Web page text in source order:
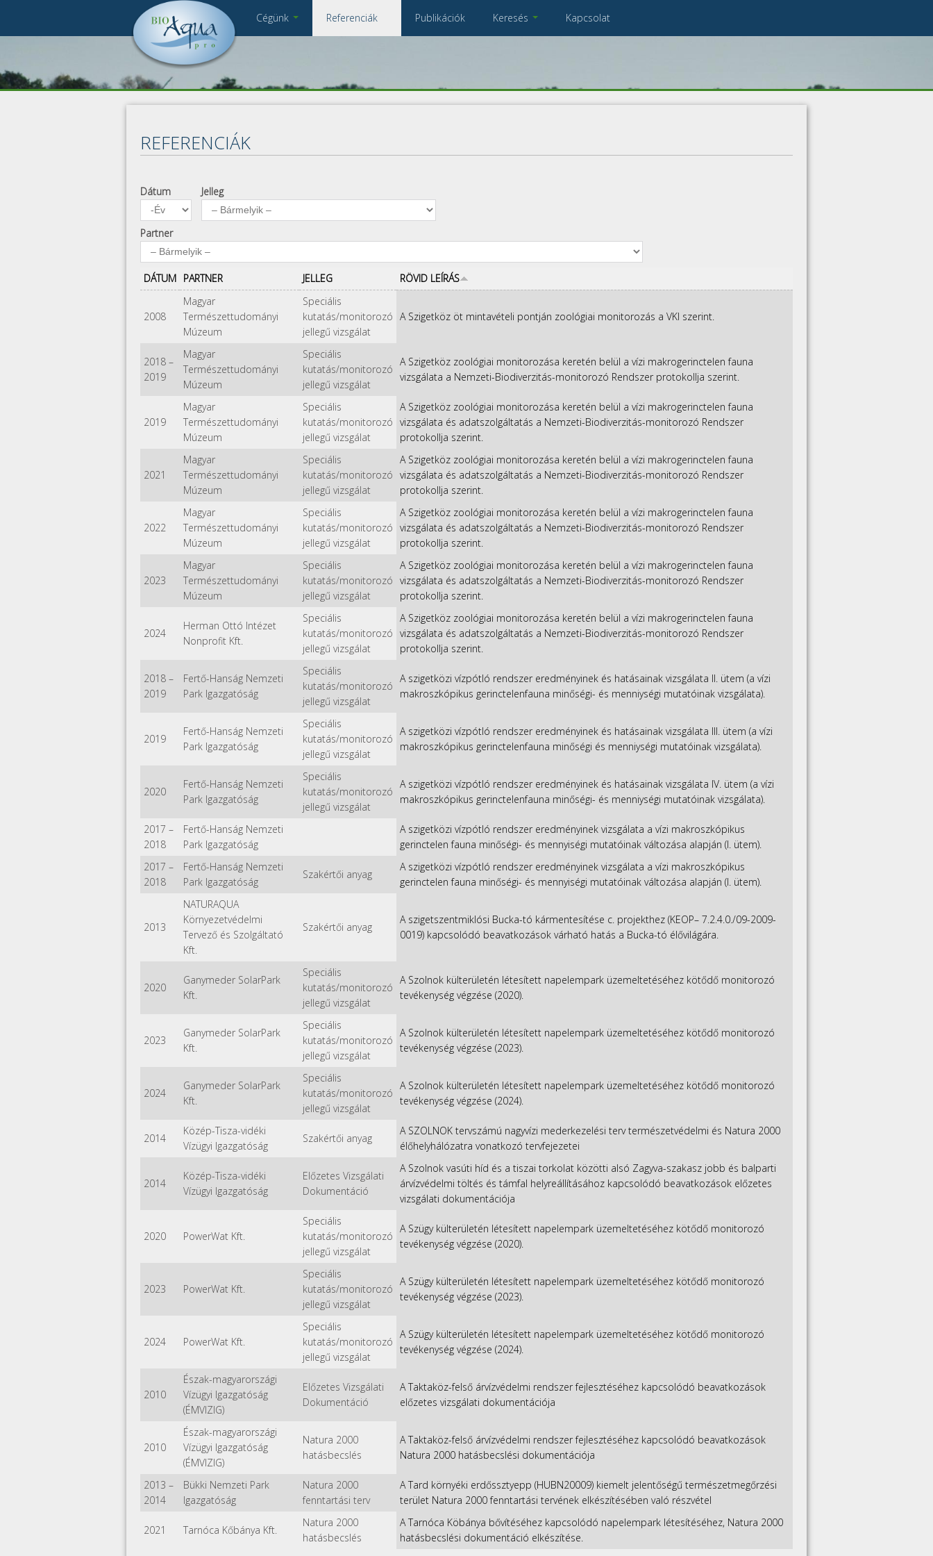
Cégünk
Kapcsolat
Impresszum
Adatkezelés
Referenciák Publikációk Keresés Kapcsolat
REFERENCIÁK
Dátum
Dátum
Jelleg
Partner
DÁTUM PARTNER JELLEG RÖVID LEÍRÁS
2008
Magyar
Természettudományi
Múzeum
Speciális
kutatás/monitorozó
jellegű vizsgálat
A Szigetköz öt mintavételi pontján zoológiai monitorozás a VKI szerint.
2018 –
2019
Magyar
Természettudományi
Múzeum
Speciális
kutatás/monitorozó
jellegű vizsgálat
A Szigetköz zoológiai monitorozása keretén belül a vízi makrogerinctelen fauna
vizsgálata a Nemzeti-Biodiverzitás-monitorozó Rendszer protokollja szerint.
2019
Magyar
Természettudományi
Múzeum
Speciális
kutatás/monitorozó
jellegű vizsgálat
A Szigetköz zoológiai monitorozása keretén belül a vízi makrogerinctelen fauna
vizsgálata és adatszolgáltatás a Nemzeti-Biodiverzitás-monitorozó Rendszer
protokollja szerint.
2021
Magyar
Természettudományi
Múzeum
Speciális
kutatás/monitorozó
jellegű vizsgálat
A Szigetköz zoológiai monitorozása keretén belül a vízi makrogerinctelen fauna
vizsgálata és adatszolgáltatás a Nemzeti-Biodiverzitás-monitorozó Rendszer
protokollja szerint.
2022
Magyar
Természettudományi
Múzeum
Speciális
kutatás/monitorozó
jellegű vizsgálat
A Szigetköz zoológiai monitorozása keretén belül a vízi makrogerinctelen fauna
vizsgálata és adatszolgáltatás a Nemzeti-Biodiverzitás-monitorozó Rendszer
protokollja szerint.
2023
Magyar
Természettudományi
Múzeum
Speciális
kutatás/monitorozó
jellegű vizsgálat
A Szigetköz zoológiai monitorozása keretén belül a vízi makrogerinctelen fauna
vizsgálata és adatszolgáltatás a Nemzeti-Biodiverzitás-monitorozó Rendszer
protokollja szerint.
2024
Herman Ottó Intézet
Nonprofit Kft.
Speciális
kutatás/monitorozó
jellegű vizsgálat
A Szigetköz zoológiai monitorozása keretén belül a vízi makrogerinctelen fauna
vizsgálata és adatszolgáltatás a Nemzeti-Biodiverzitás-monitorozó Rendszer
protokollja szerint.
2018 –
2019
Fertő-Hanság Nemzeti
Park Igazgatóság
Speciális
kutatás/monitorozó
jellegű vizsgálat
A szigetközi vízpótló rendszer eredményinek és hatásainak vizsgálata II. ütem (a vízi
makroszkópikus gerinctelenfauna minőségi- és menniységi mutatóinak vizsgálata).
2019
Fertő-Hanság Nemzeti
Park Igazgatóság
Speciális
kutatás/monitorozó
jellegű vizsgálat
A szigetközi vízpótló rendszer eredményinek és hatásainak vizsgálata III. ütem (a vízi
makroszkópikus gerinctelenfauna minőségi és menniységi mutatóinak vizsgálata).
2020
Fertő-Hanság Nemzeti
Park Igazgatóság
Speciális
kutatás/monitorozó
jellegű vizsgálat
A szigetközi vízpótló rendszer eredményinek és hatásainak vizsgálata IV. ütem (a vízi
makroszkópikus gerinctelenfauna minőségi- és menniységi mutatóinak vizsgálata).
2017 –
2018
Fertő-Hanság Nemzeti
Park Igazgatóság
A szigetközi vízpótló rendszer eredményinek vizsgálata a vízi makroszkópikus
gerinctelen fauna minőségi- és mennyiségi mutatóinak változása alapján (I. ütem).
2017 –
2018
Fertő-Hanság Nemzeti
Park Igazgatóság
Szakértői anyag
A szigetközi vízpótló rendszer eredményinek vizsgálata a vízi makroszkópikus
gerinctelen fauna minőségi- és mennyiségi mutatóinak változása alapján (I. ütem).
2013
NATURAQUA
Környezetvédelmi
Tervező és Szolgáltató
Kft.
Szakértői anyag
A szigetszentmiklósi Bucka-tó kármentesítése c. projekthez (KEOP– 7.2.4.0./09-2009-
0019) kapcsolódó beavatkozások várható hatás a Bucka-tó élővilágára.
2020
Ganymeder SolarPark
Kft.
Speciális
kutatás/monitorozó
jellegű vizsgálat
A Szolnok külterületén létesített napelempark üzemeltetéséhez kötődő monitorozó
tevékenység végzése (2020).
2023
Ganymeder SolarPark
Kft.
Speciális
kutatás/monitorozó
jellegű vizsgálat
A Szolnok külterületén létesített napelempark üzemeltetéséhez kötődő monitorozó
tevékenység végzése (2023).
2024
Ganymeder SolarPark
Kft.
Speciális
kutatás/monitorozó
jellegű vizsgálat
A Szolnok külterületén létesített napelempark üzemeltetéséhez kötődő monitorozó
tevékenység végzése (2024).
2014
Közép-Tisza-vidéki
Vízügyi Igazgatóság
Szakértői anyag
A SZOLNOK tervszámú nagyvízi mederkezelési terv természetvédelmi és Natura 2000
élőhelyhálózatra vonatkozó tervfejezetei
2014
Közép-Tisza-vidéki
Vízügyi Igazgatóság
Előzetes Vizsgálati
Dokumentáció
A Szolnok vasúti híd és a tiszai torkolat közötti alsó Zagyva-szakasz jobb és balparti
árvízvédelmi töltés és támfal helyreállításához kapcsolódó beavatkozások előzetes
vizsgálati dokumentációja
2020 PowerWat Kft.
Speciális
kutatás/monitorozó
jellegű vizsgálat
A Szügy külterületén létesített napelempark üzemeltetéséhez kötődő monitorozó
tevékenység végzése (2020).
2023 PowerWat Kft.
Speciális
kutatás/monitorozó
jellegű vizsgálat
A Szügy külterületén létesített napelempark üzemeltetéséhez kötődő monitorozó
tevékenység végzése (2023).
2024 PowerWat Kft.
Speciális
kutatás/monitorozó
jellegű vizsgálat
A Szügy külterületén létesített napelempark üzemeltetéséhez kötődő monitorozó
tevékenység végzése (2024).
2010
Észak-magyarországi
Vízügyi Igazgatóság
(ÉMVIZIG)
Előzetes Vizsgálati
Dokumentáció
A Taktaköz-felső árvízvédelmi rendszer fejlesztéséhez kapcsolódó beavatkozások
előzetes vizsgálati dokumentációja
2010
Észak-magyarországi
Vízügyi Igazgatóság
(ÉMVIZIG)
Natura 2000
hatásbecslés
A Taktaköz-felső árvízvédelmi rendszer fejlesztéséhez kapcsolódó beavatkozások
Natura 2000 hatásbecslési dokumentációja
2013 –
2014
Bükki Nemzeti Park
Igazgatóság
Natura 2000
fenntartási terv
A Tard környéki erdőssztyepp (HUBN20009) kiemelt jelentőségű természetmegőrzési
terület Natura 2000 fenntartási tervének elkészítésében való részvétel
2021 Tarnóca Kőbánya Kft.
Natura 2000
hatásbecslés
A Tarnóca Köbánya bővítéséhez kapcsolódó napelempark létesítéséhez, Natura 2000
hatásbecslési dokumentáció elkészítése.
DSC_6089 JAV.jpg
lissotriton_montadoni_EM.JPG